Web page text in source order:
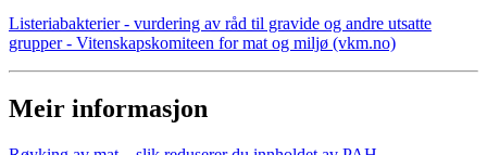
Listeriabakterier - vurdering av råd til gravide og andre utsatte
grupper - Vitenskapskomiteen for mat og miljø (vkm.no)
Meir informasjon